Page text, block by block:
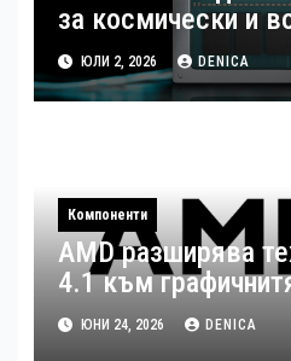
за космически и
приложения
ЮЛИ 2, 2026 DENICA
Компоненти
AMD разширява
4.1 към
RX 7000 серия с
26.6.2
ЮНИ 24, 2026 DENICA